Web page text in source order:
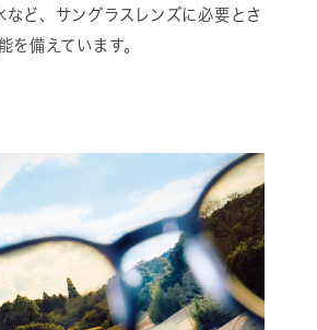
など、サングラスレンズに必要とさ
を備えています。